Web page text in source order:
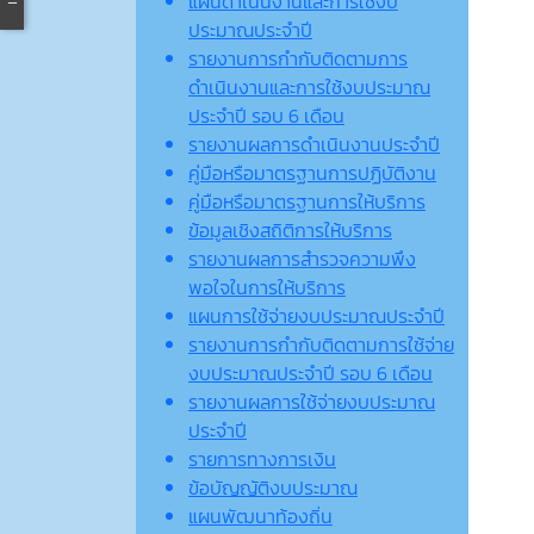
ประมาณประจำปี
รายงานการกำกับติดตามการ
ดำเนินงานและการใช้งบประมาณ
ประจำปี รอบ 6 เดือน
รายงานผลการดำเนินงานประจำปี
คู่มือหรือมาตรฐานการปฏิบัติงาน
คู่มือหรือมาตรฐานการให้บริการ
ข้อมูลเชิงสถิติการให้บริการ
รายงานผลการสำรวจความพึง
พอใจในการให้บริการ
แผนการใช้จ่ายงบประมาณประจำปี
รายงานการกำกับติดตามการใช้จ่าย
งบประมาณประจำปี รอบ 6 เดือน
รายงานผลการใช้จ่ายงบประมาณ
ประจำปี
รายการทางการเงิน
ข้อบัญญัติงบประมาณ
แผนพัฒนาท้องถิ่น